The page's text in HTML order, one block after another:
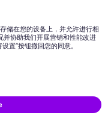
。